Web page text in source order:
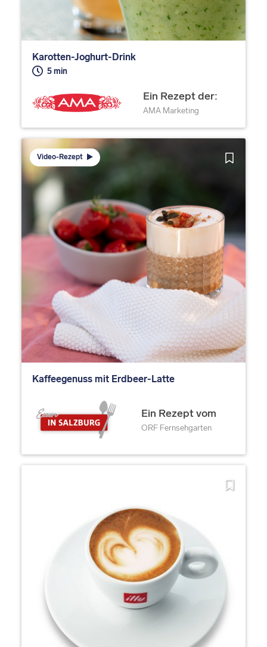
Karotten-Joghurt-Drink
5 min
Ein Rezept der:
AMA Marketing
Video-Rezept
Kaffeegenuss mit Erdbeer-Latte
Ein Rezept vom
ORF Fernsehgarten